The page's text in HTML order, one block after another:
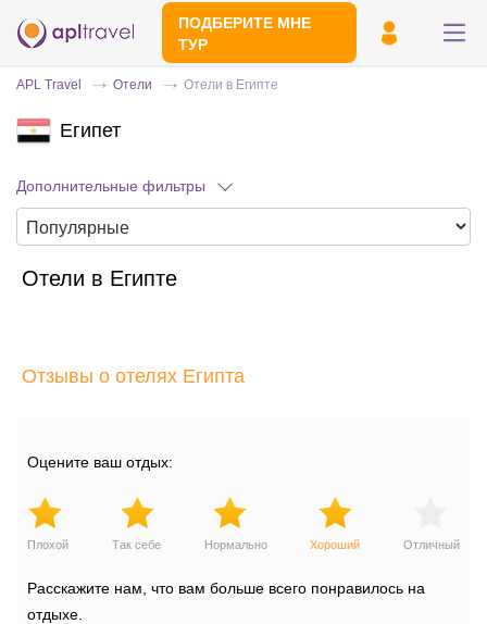
ПОДБЕРИТЕ МНЕ
ТУР
минут
APL Travel Отели Отели в Египте
Египет
Дополнительные фильтры
Отели в Египте
Отзывы о отелях Египта
Оцените ваш отдых:
Плохой Так себе Нормально Хороший Отличный
Расскажите нам, что вам больше всего понравилось на
отдыхе.